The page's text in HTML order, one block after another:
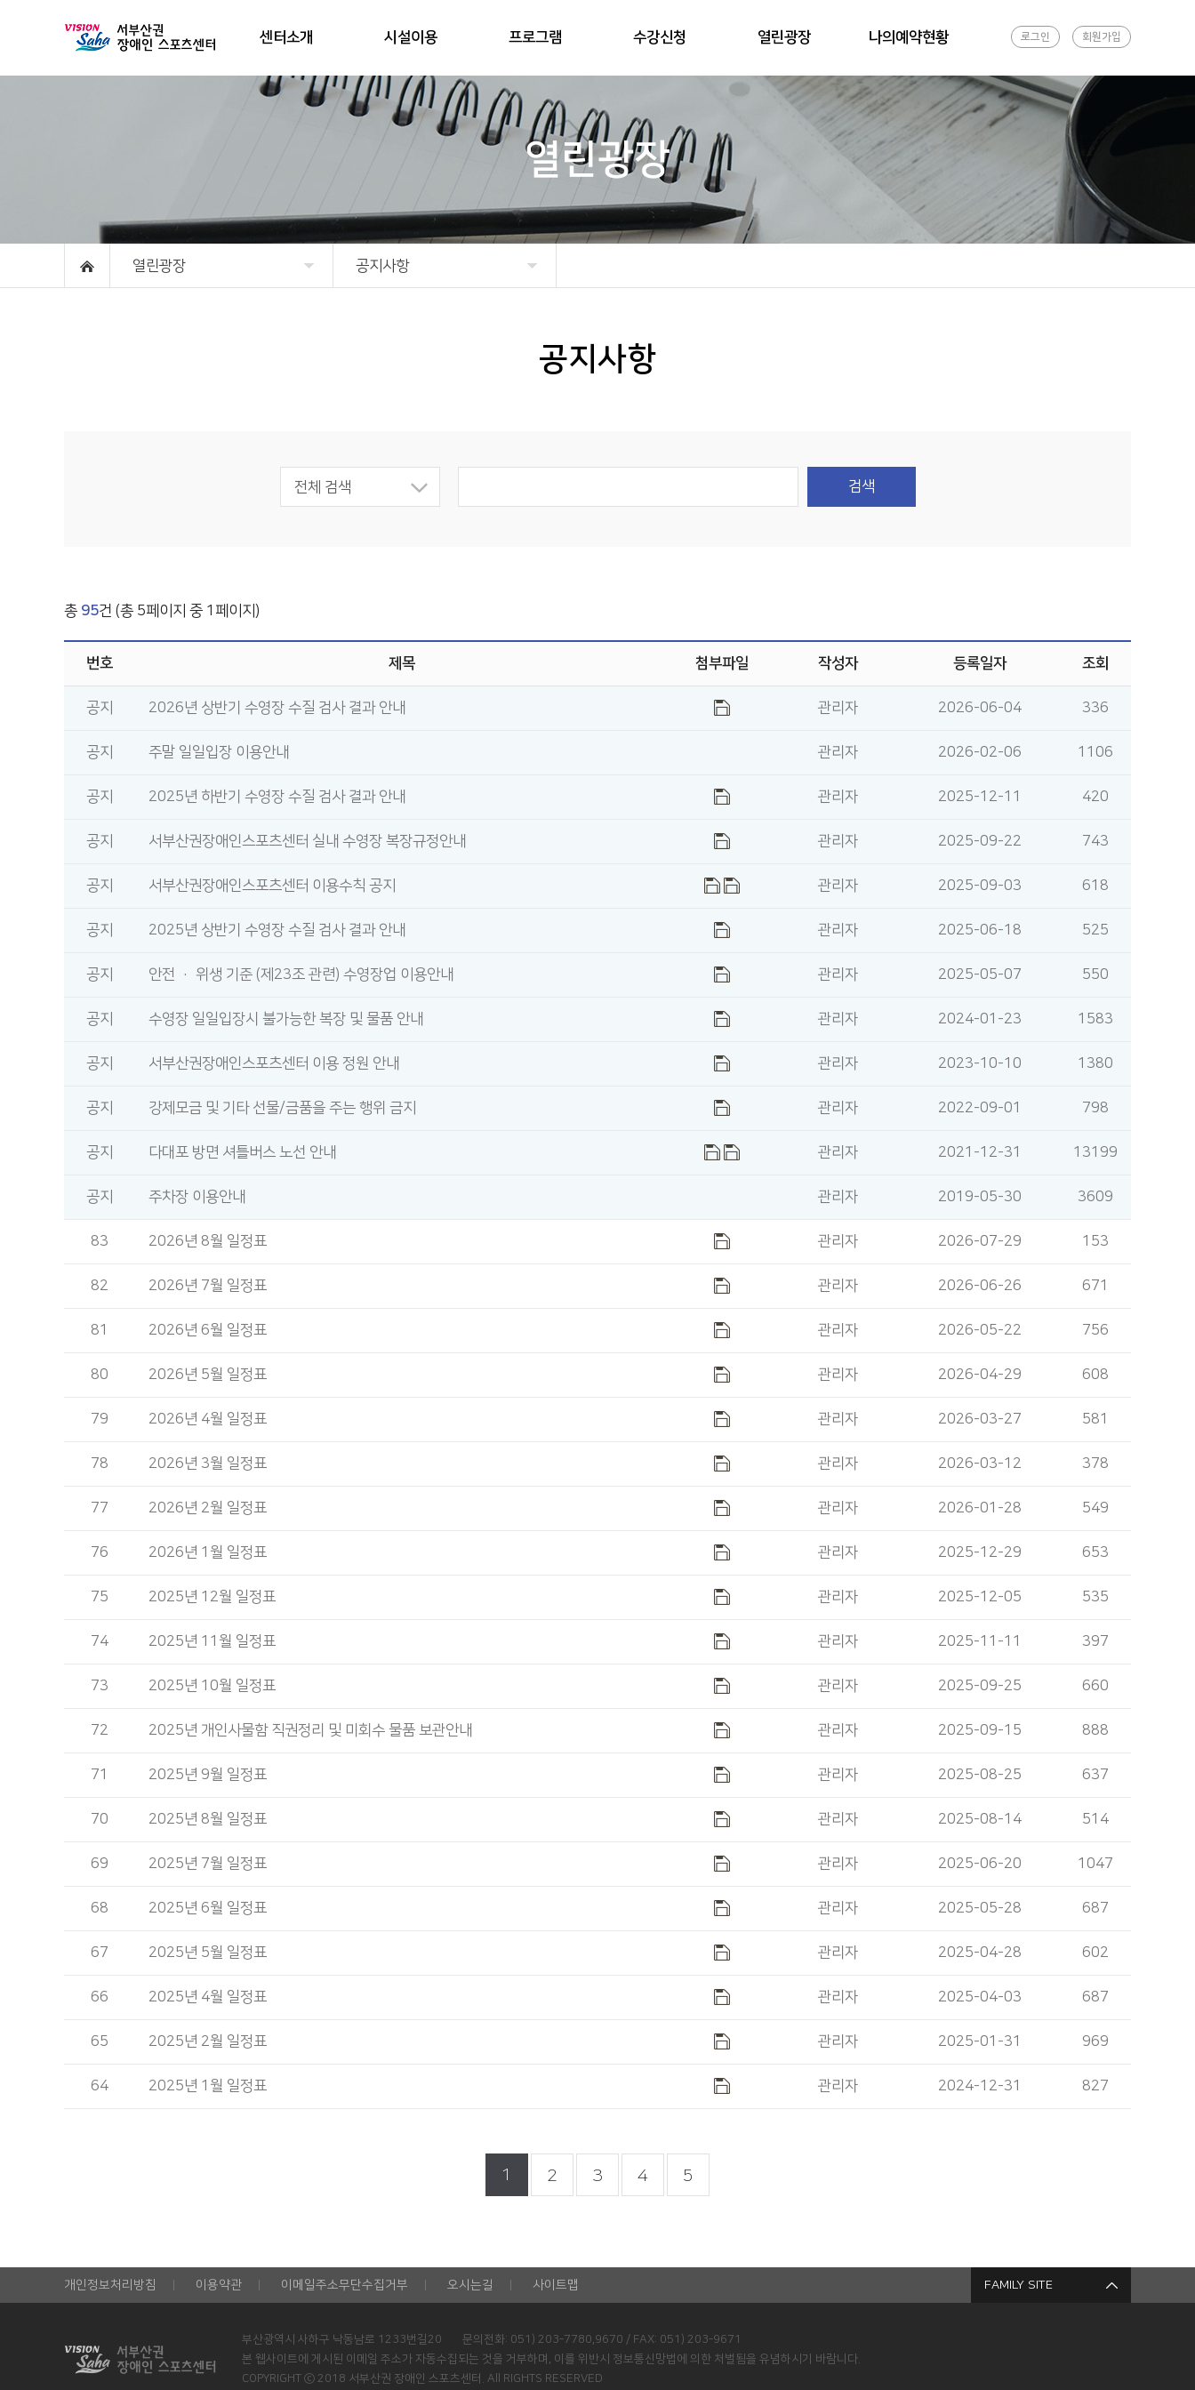
센터소개 시설이용 프로그램 수강신청 열린광장 나의예약현황 로그인 회원가입
열린광장
열린광장 공지사항
공지사항
전체 검색 검색
총 95건 (총 5페이지 중 1페이지)
번호 제목 첨부파일 작성자 등록일자 조회
공지 2026년 상반기 수영장 수질 검사 결과 안내 관리자 2026-06-04 336
공지 주말 일일입장 이용안내 관리자 2026-02-06 1106
공지 2025년 하반기 수영장 수질 검사 결과 안내 관리자 2025-12-11 420
공지 서부산권장애인스포츠센터 실내 수영장 복장규정안내 관리자 2025-09-22 743
공지 서부산권장애인스포츠센터 이용수칙 공지 관리자 2025-09-03 618
공지 2025년 상반기 수영장 수질 검사 결과 안내 관리자 2025-06-18 525
공지 안전 · 위생 기준 (제23조 관련) 수영장업 이용안내 관리자 2025-05-07 550
공지 수영장 일일입장시 불가능한 복장 및 물품 안내 관리자 2024-01-23 1583
공지 서부산권장애인스포츠센터 이용 정원 안내 관리자 2023-10-10 1380
공지 강제모금 및 기타 선물/금품을 주는 행위 금지 관리자 2022-09-01 798
공지 다대포 방면 셔틀버스 노선 안내 관리자 2021-12-31 13199
공지 주차장 이용안내 관리자 2019-05-30 3609
83 2026년 8월 일정표 관리자 2026-07-29 153
82 2026년 7월 일정표 관리자 2026-06-26 671
81 2026년 6월 일정표 관리자 2026-05-22 756
80 2026년 5월 일정표 관리자 2026-04-29 608
79 2026년 4월 일정표 관리자 2026-03-27 581
78 2026년 3월 일정표 관리자 2026-03-12 378
77 2026년 2월 일정표 관리자 2026-01-28 549
76 2026년 1월 일정표 관리자 2025-12-29 653
75 2025년 12월 일정표 관리자 2025-12-05 535
74 2025년 11월 일정표 관리자 2025-11-11 397
73 2025년 10월 일정표 관리자 2025-09-25 660
72 2025년 개인사물함 직권정리 및 미회수 물품 보관안내 관리자 2025-09-15 888
71 2025년 9월 일정표 관리자 2025-08-25 637
70 2025년 8월 일정표 관리자 2025-08-14 514
69 2025년 7월 일정표 관리자 2025-06-20 1047
68 2025년 6월 일정표 관리자 2025-05-28 687
67 2025년 5월 일정표 관리자 2025-04-28 602
66 2025년 4월 일정표 관리자 2025-04-03 687
65 2025년 2월 일정표 관리자 2025-01-31 969
64 2025년 1월 일정표 관리자 2024-12-31 827
1 2 3 4 5
개인정보처리방침 이용약관 이메일주소무단수집거부 오시는길 사이트맵 FAMILY SITE
부산광역시 사하구 낙동남로 1233번길20
문의전화: 051) 203-7780,9670 / FAX: 051) 203-9671
본 웹사이트에 게시된 이메일 주소가 자동수집되는 것을 거부하며, 이를 위반시 정보통신망법에 의한 처벌됨을 유념하시기 바람니다.
COPYRIGHT ⓒ 2018 서부산권 장애인 스포츠센터. All RIGHTS RESERVED